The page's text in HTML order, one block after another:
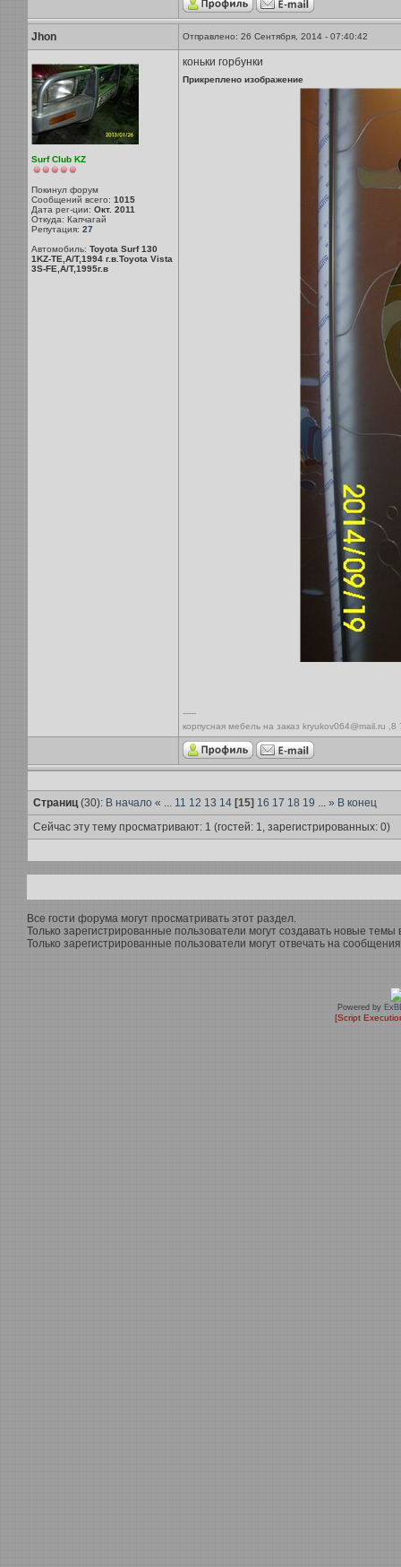
Jhon Отправлено: 26 Сентября, 2014 - 07:40:42
Surf Club KZ
Покинул форум
Сообщений всего: 1015
Дата рег-ции: Окт. 2011
Откуда: Капчагай
Репутация: 27
Автомобиль: Toyota Surf 130
1KZ-TE,A/T,1994 г.в.Toyota Vista
3S-FE,A/T,1995г.в
коньки горбунки
Прикреплено изображение
-----
корпусная мебель на заказ kryukov064@mail.ru
Страниц(30): В начало « ... 11 12 13 14 [15] 16 17 18 19 ... » В конец
Сейчас эту тему просматривают: 1 (гостей: 1, зарегистрированных: 0)
Все гости форума могут просматривать этот раздел.
Только зарегистрированные пользователи могут создавать новые темы
Только зарегистрированные пользователи могут отвечать на
Powered by
[Script